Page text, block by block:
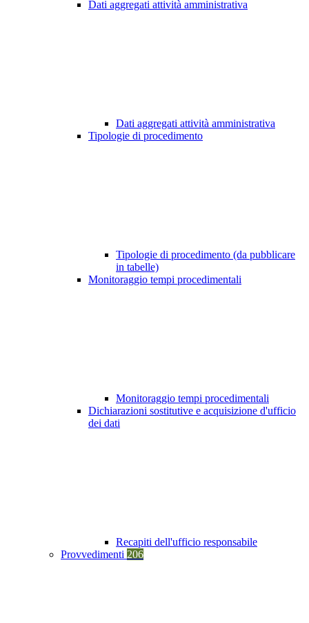
Dati aggregati attività amministrativa
Dati aggregati attività amministrativa
Tipologie di procedimento
Tipologie di procedimento (da pubblicare
in tabelle)
Monitoraggio tempi procedimentali
Monitoraggio tempi procedimentali
Dichiarazioni sostitutive e acquisizione d'ufficio
dei dati
Recapiti dell'ufficio responsabile
Provvedimenti 206